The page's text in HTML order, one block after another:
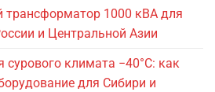
трансформатор 1000 кВА для
и Центральной Азии
климата −40°C: как
для Сибири и